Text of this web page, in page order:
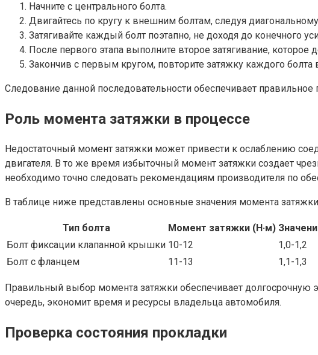
Начните с центрального болта.
Двигайтесь по кругу к внешним болтам, следуя
Затягивайте каждый болт поэтапно, не доходя до конечного
После первого этапа выполните второе затягивание,
Закончив с первым кругом, повторите затяжку каждого
Следование данной последовательности обеспечивает
Роль момента затяжки в процессе
Недостаточный момент затяжки может привести к ослаблению
двигателя. В то же время избыточный момент затяжки создает
необходимо точно следовать рекомендациям производителя по
В таблице ниже представлены основные значения момента
Тип болта Момент затяжки (Н·м)
Болт фиксации клапанной крышки 10-12
1,0-1,2
Болт с фланцем
11-13 1,1-1,3
Правильный выбор момента затяжки обеспечивает долгосрочную
очередь, экономит время и ресурсы владельца автомобиля.
Проверка состояния прокладки